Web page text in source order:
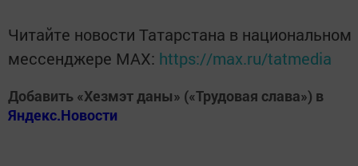
Читайте новости Татарстана в национальном
мессенджере MАХ: https://max.ru/tatmedia
Добавить «Хезмэт даны» («Трудовая слава») в
Яндекс.Новости